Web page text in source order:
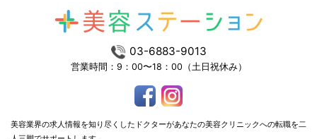
03-6883-9013
営業時間：9：00〜18：00（土日祝休み）
美容業界の求人情報を知り尽くしたドクターがあなたの美容クリニックへの転職を二